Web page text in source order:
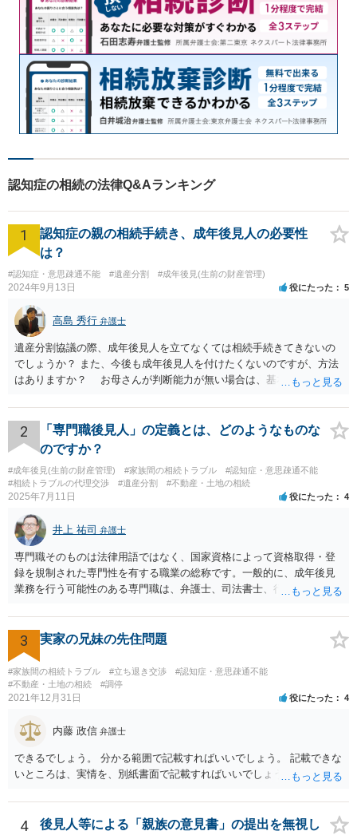
認知症の相続の法律Q&Aランキング
1
認知症の親の相続手続き、成年後見人の必要性
は？
#認知症・意思疎通不能 #遺産分割 #成年後見(生前の財産管理)
2024年9月13日 役にたった 5
高島 秀行 弁護士
遺産分割協議の際、成年後見人を立てなくては相続手続きてきないの
でしょうか？ また、今後も成年後見人を付けたくないのですが、方法
はありますか？ お母さんが判断能力が無い場合は、基本的に成年後
立て、お母さんに特別代理人をつけるという方法も考えられますが、
遺産分割だけでなく、その後の取得した遺産の管理もありますので
遺産分割審判や遺産分割調停を申し立て、お母さんに特別代理人をつ
けるということでは解決できなさそうなので 後見人をつけるよう求め
られると思います。 弁護士に面談で相談された方がよいと思いま
す。
2
「専門職後見人」の定義とは、どのようなものな
のですか？
#成年後見(生前の財産管理) #家族間の相続トラブル
#認知症・意思疎通不能
#相続トラブルの代理交渉
#遺産分割 #不動産・土地の相続
2025年7月11日 役にたった 4
井上 祐司 弁護士
専門職そのものは法律用語ではなく、国家資格によって資格取得・登
録を規制された専門性を有する職業の総称です。一般的に、成年後見
業務を行う可能性のある専門職は、弁護士、司法書士、行政書士、税
士はほぼ無条件で成年後見人に選任されるわけではなく、基幹研修を
受講して継続研修を受講し続ける必要がありますが、家庭裁判所から
選任された場合には専門職後見人と呼ぶことになるでしょう。
3 実家の兄妹の先住問題
#家族間の相続トラブル #立ち退き交渉
#認知症・意思疎通不能
#不動産・土地の相続
#調停
2021年12月31日 役にたった 4
内藤 政信 弁護士
できるでしょう。 分かる範囲で記載すればいいでしょう。 記載できな
いところは、実情を、別紙書面で記載すればいいでしょう。
4
後見人等による「親族の意見書」の提出を無視し